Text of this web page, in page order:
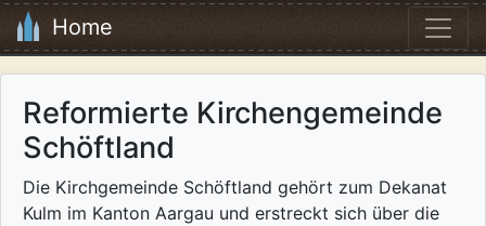
Home
Reformierte Kirchengemeinde
Schöftland
Die Kirchgemeinde Schöftland gehört zum Dekanat
Kulm im Kanton Aargau und erstreckt sich über die